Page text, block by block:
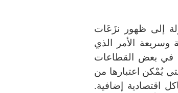
إلى ظهور نزَعَات
وسريعة الأمر الذي
في بعض القطاعات
يُمْكن اعتبارها من
اقتصادية إضافية.